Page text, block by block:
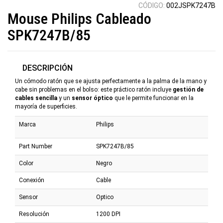
CÓDIGO: 002JSPK7247B
Mouse Philips Cableado
SPK7247B/85
DESCRIPCIÓN
Un cómodo ratón que se ajusta perfectamente a la palma de la mano y
cabe sin problemas en el bolso: este práctico ratón incluye gestión de
cables sencilla y un sensor óptico que le permite funcionar en la
mayoría de superficies.
Marca Philips
Part Number SPK7247B/85
Color Negro
Conexión Cable
Sensor Optico
Resolución 1200 DPI